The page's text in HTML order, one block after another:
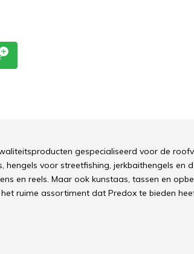
gespecialiseerd voor de
hengels voor streetfishing, jerkbaithengels en
en reels. Maar ook kunstaas, tassen en
ruime assortiment dat Predox te bieden